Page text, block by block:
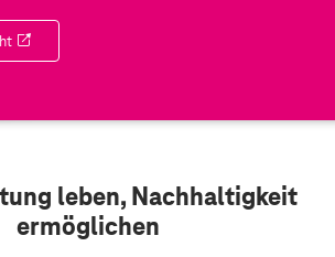
leben, Nachhaltigkeit
ermöglichen